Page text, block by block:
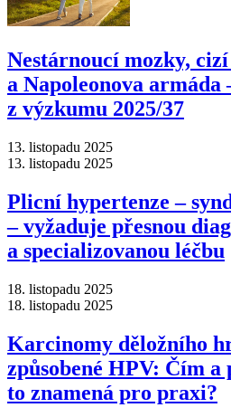
Nestárnoucí mozky,
a Napoleonova armáda
z výzkumu 2025/37
13. listopadu 2025
13. listopadu 2025
Plicní hypertenze –⁠
–⁠ vyžaduje přesnou
a specializovanou léčbu
18. listopadu 2025
18. listopadu 2025
Karcinomy děložního
způsobené HPV: Čím a
to znamená pro praxi?